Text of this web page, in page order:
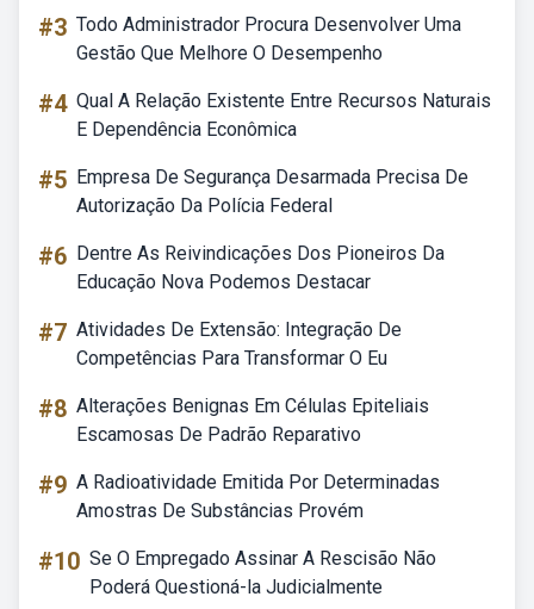
#3 Todo Administrador Procura Desenvolver Uma
Gestão Que Melhore O Desempenho
#4 Qual A Relação Existente Entre Recursos Naturais
E Dependência Econômica
#5 Empresa De Segurança Desarmada Precisa De
Autorização Da Polícia Federal
#6 Dentre As Reivindicações Dos Pioneiros Da
Educação Nova Podemos Destacar
#7 Atividades De Extensão: Integração De
Competências Para Transformar O Eu
#8 Alterações Benignas Em Células Epiteliais
Escamosas De Padrão Reparativo
#9 A Radioatividade Emitida Por Determinadas
Amostras De Substâncias Provém
#10 Se O Empregado Assinar A Rescisão Não
Poderá Questioná-la Judicialmente